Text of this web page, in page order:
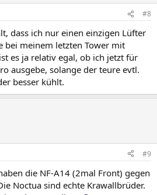
#8
dass ich nur einen einzigen Lüfter
bei meinem letzten Tower mit
es ja relativ egal, ob ich jetzt für
ausgebe, solange der teure evtl.
besser kühlt.
#9
die NF-A14 (2mal Front) gegen
Noctua sind echte Krawallbrüder.